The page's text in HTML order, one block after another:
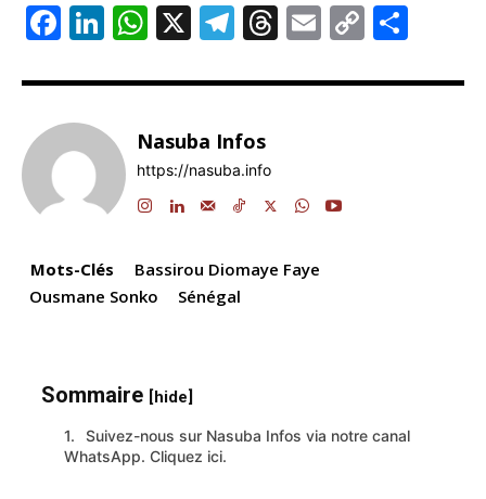
F
c
e
b
o
k
Li
k
e
dI
n
W
at
s
A
p
X
T
e
gr
a
m
T
e
s
E
ai
C
p ta
Nasuba Infos
https://nasuba.info
Mots-Clés
Bassirou Diomaye Faye
Ousmane Sonko
Sénégal
Sommaire [hide]
Suivez-nous sur Nasuba Infos via notre canal
WhatsApp. Cliquez ici.